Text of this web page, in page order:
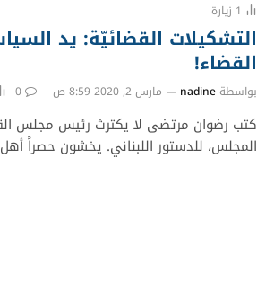
1 زيارة
التشكيلات القضائيّة: يد
القضاء!
بواسطة nadine مارس 2, 2020 8:59 ص 0
كتب رضوان مرتضى لا يكترث رئيس مجلس
المجلس، للدستور اللبناني. يخشون حصراً